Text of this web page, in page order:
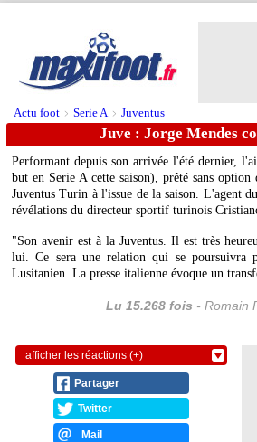
Actu foot > Serie A > Juventus
Juve : Jorge Mendes
Performant depuis son arrivée l'été dernier,
but en Serie A cette saison), prêté sans
Juventus Turin à l'issue de la saison. L'agent
révélations du directeur sportif turinois
"Son avenir est à la Juventus. Il est très
lui. Ce sera une relation qui se poursuivra
Lusitanien. La presse italienne évoque un
Lu 15.268 fois - Romain
afficher les réactions (+)
Partager
Twitter
Mail